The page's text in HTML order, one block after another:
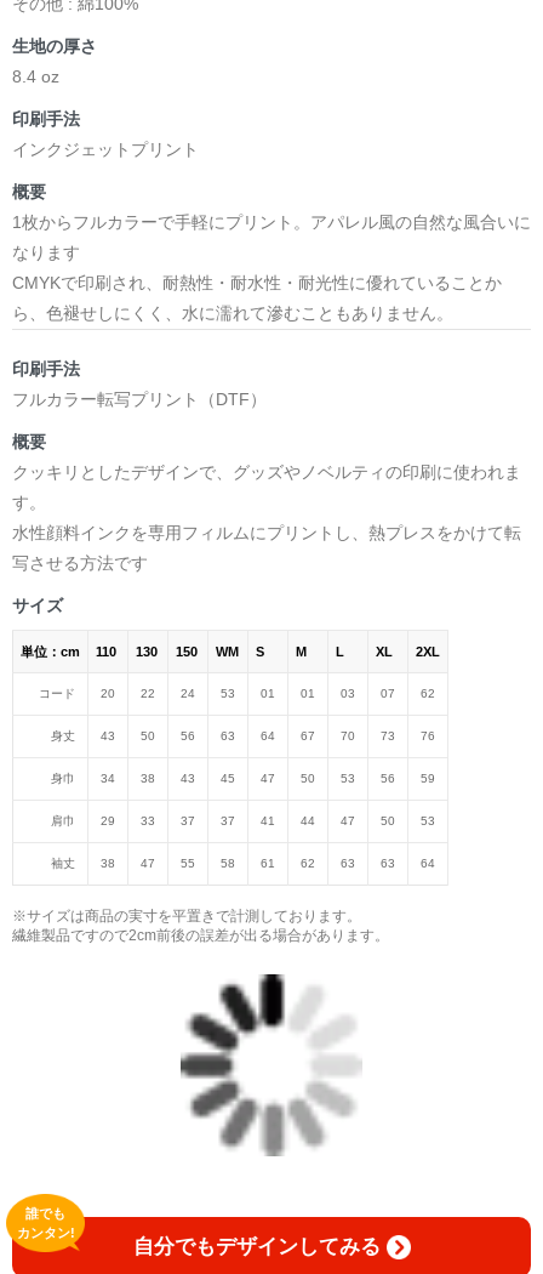
生地の厚さ
8.4 oz
印刷手法
インクジェットプリント
概要
1枚からフルカラーで手軽にプリント。アパレル風の自然な風合いに
なります
CMYKで印刷され、耐熱性・耐水性・耐光性に優れていることか
ら、色褪せしにくく、水に濡れて滲むこともありません。
印刷手法
フルカラー転写プリント（DTF）
概要
クッキリとしたデザインで、グッズやノベルティの印刷に使われま
す。
水性顔料インクを専用フィルムにプリントし、熱プレスをかけて転
写させる方法です
サイズ
単位：cm 110 130 150 WM S M L XL 2XL
コード 20 22 24 53 01 01 03 07 62
身丈 43 50 56 63 64 67 70 73 76
身巾 34 38 43 45 47 50 53 56 59
肩巾 29 33 37 37 41 44 47 50 53
袖丈 38 47 55 58 61 62 63 63 64
※サイズは商品の実寸を平置きで計測しております。
繊維製品ですので2cm前後の誤差が出る場合があります。
自分でもデザインしてみる
誰でも
カンタン!